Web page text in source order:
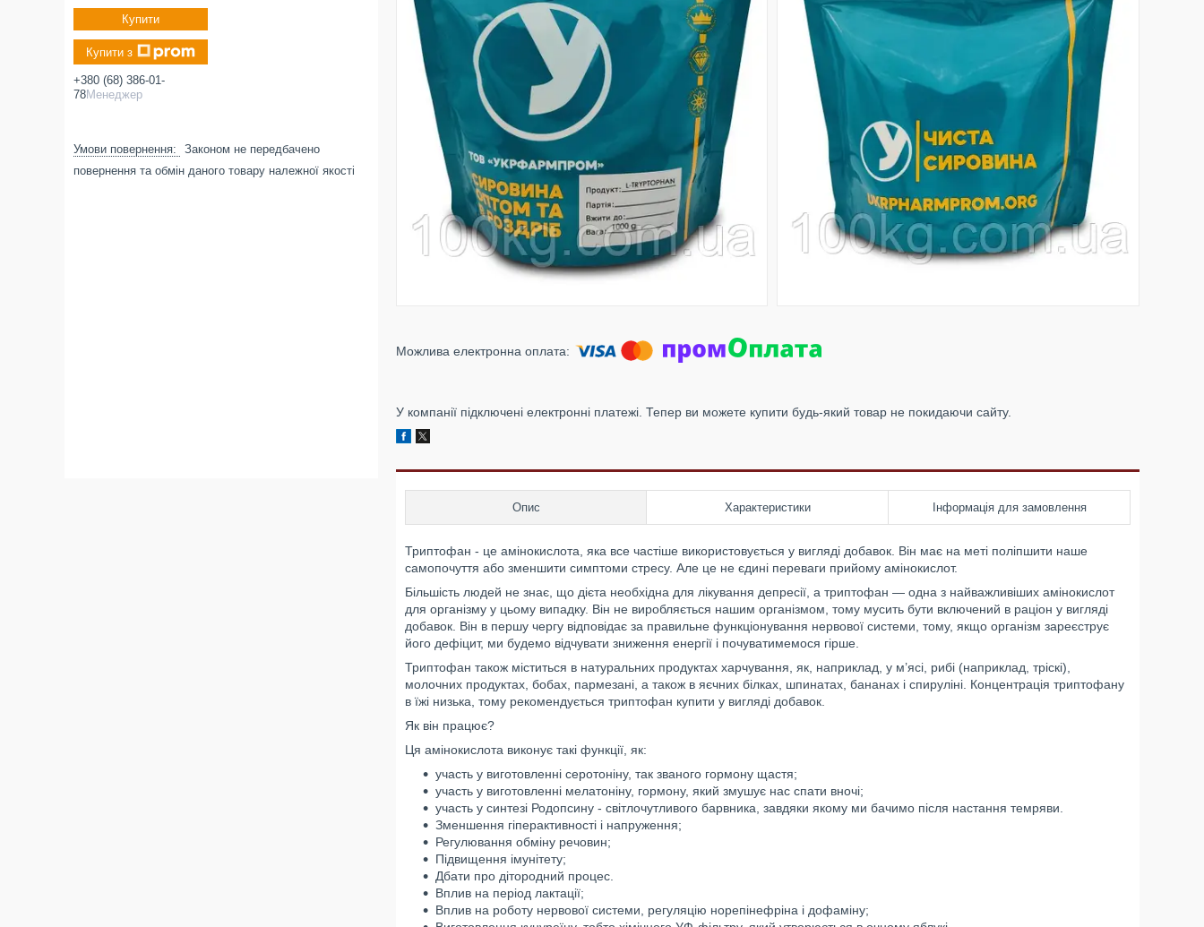
У компанії підключені електронні платежі. Тепер ви можете купити будь-який товар не покидаючи сайту.
Опис Характеристики Інформація для замовлення
Триптофан - це амінокислота, яка все частіше використовується у вигляді добавок. Він має на меті поліпшити наше
самопочуття або зменшити симптоми стресу. Але це не єдині переваги прийому амінокислот.
Більшість людей не знає, що дієта необхідна для лікування депресії, а триптофан — одна з найважливіших амінокислот
для організму у цьому випадку. Він не виробляється нашим організмом, тому мусить бути включений в раціон у вигляді
добавок. Він в першу чергу відповідає за правильне функціонування нервової системи, тому, якщо організм зареєструє
його дефіцит, ми будемо відчувати зниження енергії і почуватимемося гірше.
Триптофан також міститься в натуральних продуктах харчування, як, наприклад, у м’ясі, рибі (наприклад, тріскі),
молочних продуктах, бобах, пармезані, а також в яєчних білках, шпинатах, бананах і спируліні. Концентрація триптофану
в їжі низька, тому рекомендується триптофан купити у вигляді добавок.
Як він працює?
Ця амінокислота виконує такі функції, як:
участь у виготовленні серотоніну, так званого гормону щастя;
участь у виготовленні мелатоніну, гормону, який змушує нас спати вночі;
участь у синтезі Родопсину - світлочутливого барвника, завдяки якому ми бачимо після настання темряви.
Зменшення гіперактивності і напруження;
Регулювання обміну речовин;
Підвищення імунітету;
Дбати про дітородний процес.
Вплив на період лактації;
Вплив на роботу нервової системи, регуляцію норепінефріна і дофаміну;
Купити
Купити з
+380 (68) 386-01-
78Менеджер
Законом не передбачено
повернення та обмін даного товару належної якості